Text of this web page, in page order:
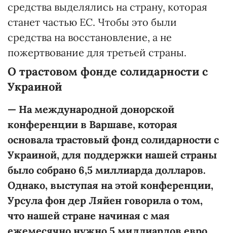
средства выделялись на страну, которая
станет частью ЕС. Чтобы это были
средства на восстановление, а не
пожертвование для третьей страны.
О трастовом фонде солидарности с
Украиной
— На международной донорской
конференции в Варшаве, которая
основала трастовый фонд солидарности с
Украиной, для поддержки нашей страны
было собрано 6,5 миллиарда долларов.
Однако, выступая на этой конференции,
Урсула фон дер Ляйен говорила о том,
что нашей стране начиная с мая